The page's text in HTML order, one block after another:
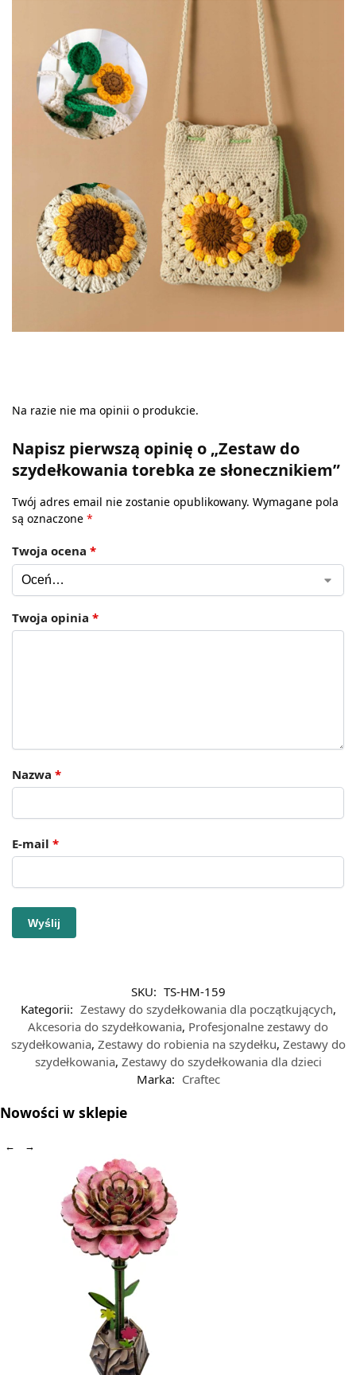
Na razie nie ma opinii o produkcie.
Napisz pierwszą opinię o „Zestaw do
szydełkowania torebka ze słonecznikiem”
Twój adres email nie zostanie opublikowany. Wymagane pola
są oznaczone *
Twoja ocena *
Twoja opinia *
Nazwa *
E-mail *
SKU: TS-HM-159
Kategorii: Zestawy do szydełkowania dla początkujących,
Akcesoria do szydełkowania, Profesjonalne zestawy do
szydełkowania, Zestawy do robienia na szydełku, Zestawy do
szydełkowania, Zestawy do szydełkowania dla dzieci
Marka: Craftec
Nowości w sklepie
← →